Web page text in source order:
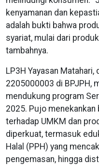
kenyamanan dan
adalah bukti bahwa
syariat, mulai dari
tambahnya.
LP3H Yayasan
2205000003 di BPJPH,
mendukung program
2025. Pujo menekankan
terhadap UMKM dan
diperkuat, termasuk
Halal (PPH) yang
pengemasan, hingga